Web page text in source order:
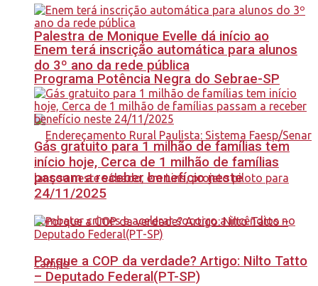
Palestra de Monique Evelle dá início ao
Programa Potência Negra do Sebrae-SP
Enem terá inscrição automática para alunos
do 3º ano da rede pública
Gás gratuito para 1 milhão de famílias tem
início hoje, Cerca de 1 milhão de famílias
passam a receber benefício neste
24/11/2025
Porque a COP da verdade? Artigo: Nilto Tatto
– Deputado Federal(PT-SP)